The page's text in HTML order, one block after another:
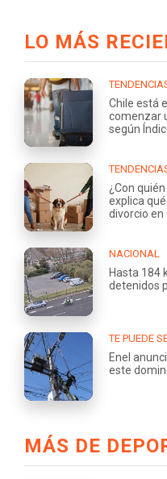
LO MÁS
Chile está
comenzar
según
¿Con
explica
divorcio en
NACIONAL
Hasta 184
detenidos
TE PUEDE
Enel
este
MÁS DE